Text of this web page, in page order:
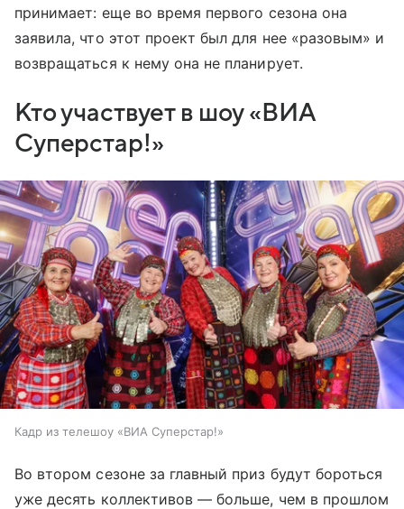
принимает: еще во время первого сезона она
заявила, что этот проект был для нее «разовым» и
возвращаться к нему она не планирует.
Кто участвует в шоу «ВИА
Суперстар!»
Кадр из телешоу «ВИА Суперстар!»
Во втором сезоне за главный приз будут бороться
уже десять коллективов — больше, чем в прошлом